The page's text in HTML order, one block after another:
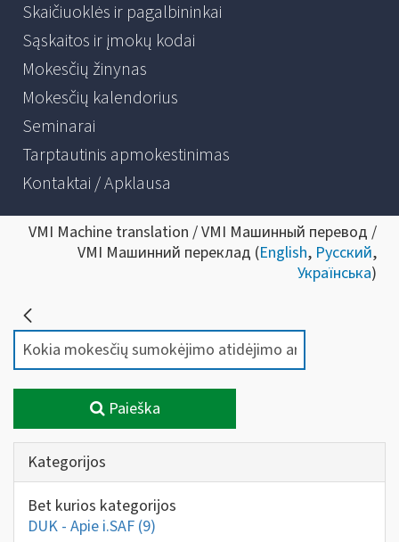
Skaičiuoklės ir pagalbininkai
Sąskaitos ir įmokų kodai
Mokesčių žinynas
Mokesčių kalendorius
Seminarai
Tarptautinis apmokestinimas
Kontaktai / Apklausa
VMI Machine translation / VMI Машинный перевод /
VMI Машинний переклад (English, Русский,
Українська)
Paieška
Kategorijos
Bet kurios kategorijos
DUK - Apie i.SAF (9)